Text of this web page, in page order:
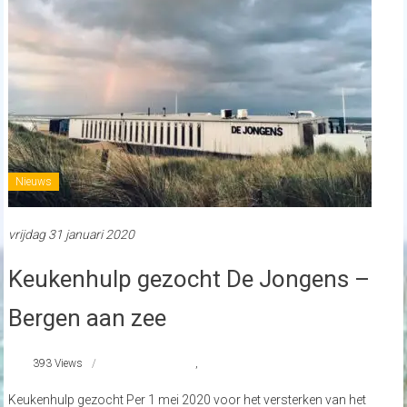
Nieuws
vrijdag 31 januari 2020
Keukenhulp gezocht De Jongens –
Bergen aan zee
393 Views ,
Keukenhulp gezocht Per 1 mei 2020 voor het versterken van het